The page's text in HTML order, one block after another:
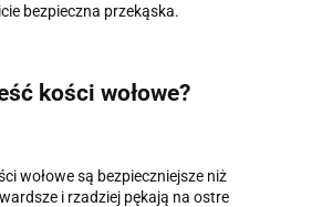
bezpieczna przekąska.
kości wołowe?
wołowe są bezpieczniejsze niż
i rzadziej pękają na ostre